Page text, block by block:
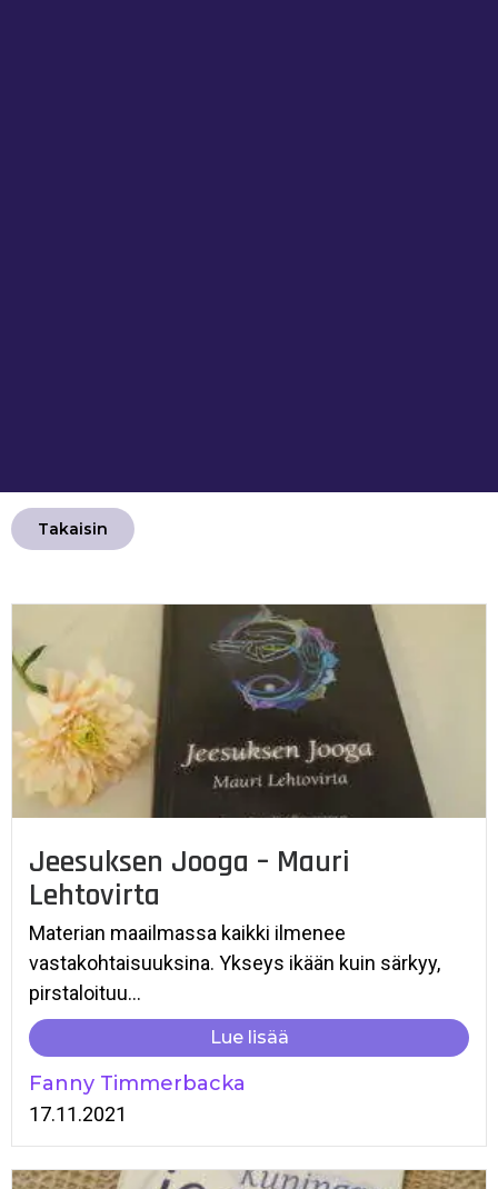
Takaisin
Jeesuksen Jooga – Mauri
Lehtovirta
Materian maailmassa kaikki ilmenee
vastakohtaisuuksina. Ykseys ikään kuin särkyy,
pirstaloituu...
Lue lisää
Fanny Timmerbacka
17.11.2021